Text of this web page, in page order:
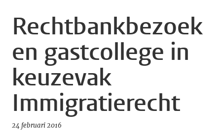
Rechtbankbezoek
en gastcollege in
keuzevak
Immigratierecht
24 februari 2016